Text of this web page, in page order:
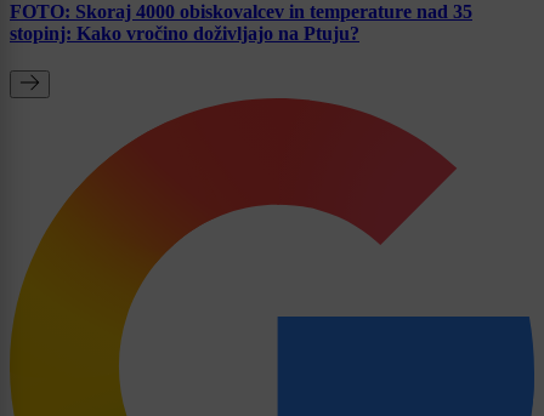
FOTO: Skoraj 4000 obiskovalcev in temperature nad 35
stopinj: Kako vročino doživljajo na Ptuju?